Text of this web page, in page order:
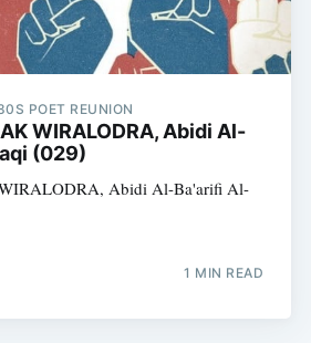
POET REUNION
WIRALODRA, Abidi Al-
(029)
Abidi Al-Ba'arifi Al-
1 MIN READ